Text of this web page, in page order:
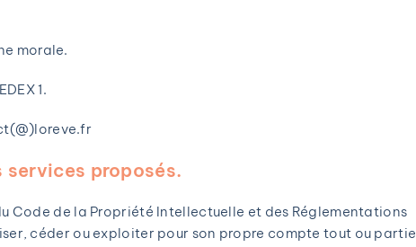
morale.
1.
proposés.
Code de la Propriété Intellectuelle et des Réglementations
céder ou exploiter pour son propre compte tout ou partie